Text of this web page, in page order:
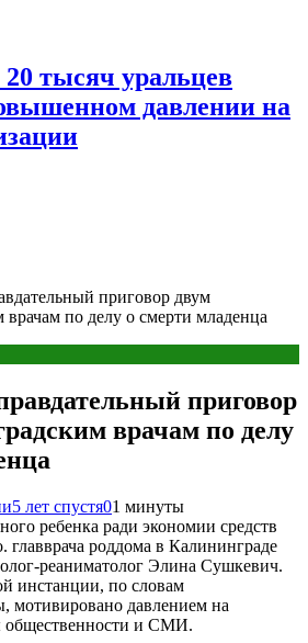
тысяч уральцев
давлении на
приговор двум
врачам по делу о смерти младенца
приговор
врачам по делу
5 лет спустя01 минуты
ребенка ради экономии средств
главврача роддома в Калининграде
реаниматолог Элина Сушкевич.
инстанции, по словам
мотивировано давлением на
общественности и СМИ.